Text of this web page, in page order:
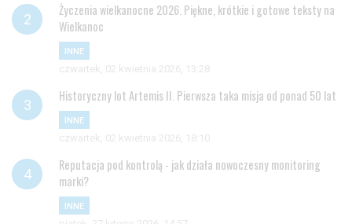
Życzenia wielkanocne 2026. Piękne, krótkie i gotowe teksty na
Wielkanoc
INNE
czwartek, 02 kwietnia 2026, 13:28
Historyczny lot Artemis II. Pierwsza taka misja od ponad 50 lat
INNE
czwartek, 02 kwietnia 2026, 18:10
Reputacja pod kontrolą - jak działa nowoczesny monitoring
marki?
INNE